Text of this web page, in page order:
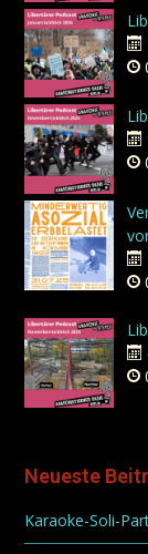
Neueste
Karaoke-Soli-